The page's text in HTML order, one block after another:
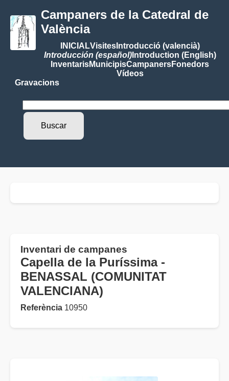
Campaners de la Catedral de
València
INICIALVisitesIntroducció (valencià)
Introducción (español)Introduction (English)
InventarisMunicipisCampanersFonedors
Vídeos
Gravacions
Inventari de campanes
Capella de la Puríssima -
BENASSAL (COMUNITAT
VALENCIANA)
Referència 10950